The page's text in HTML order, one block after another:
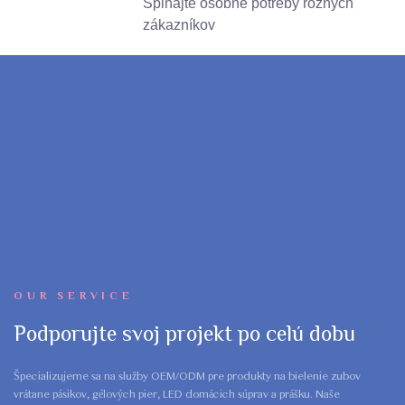
zákazníkov
OUR SERVICE
Podporujte svoj projekt po celú dobu
Špecializujeme sa na služby OEM/ODM pre produkty na bielenie zubov
vrátane pásikov, gélových pier, LED domácich súprav a prášku. Naše